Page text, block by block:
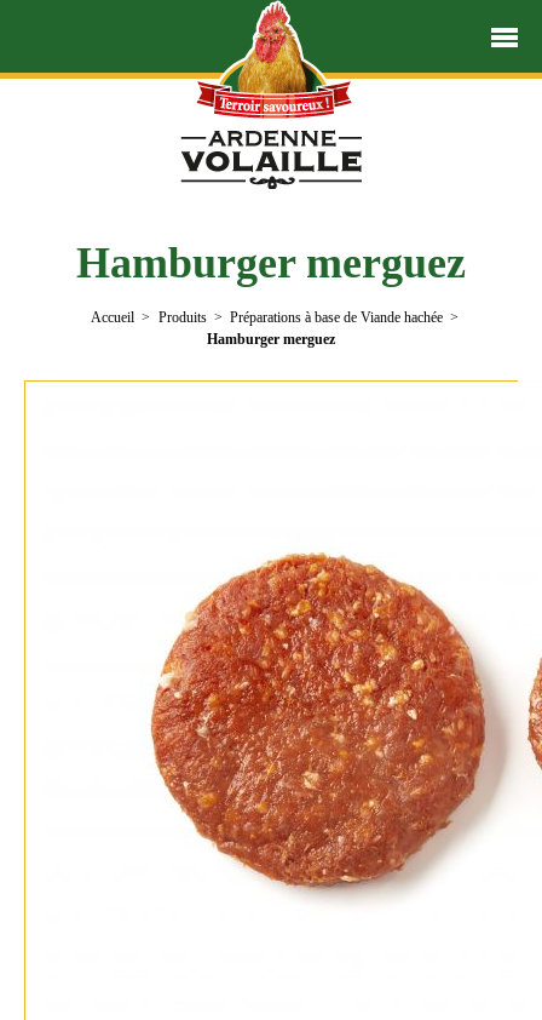
Hamburger merguez
Accueil Produits
Préparations à base de Viande hachée
Hamburger merguez